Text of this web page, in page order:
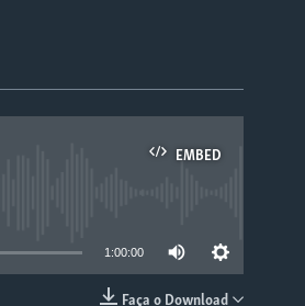
EMBED
1:00:00
Faça o Download